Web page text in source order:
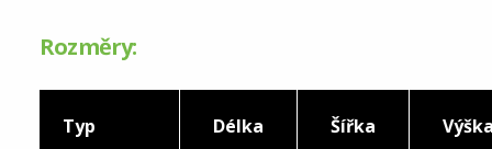
Rozměry:
Typ Délka Šířka